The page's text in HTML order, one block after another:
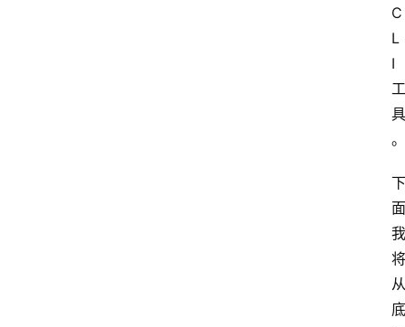
C
L
I
工
具
。
下
面
我
将
从
底